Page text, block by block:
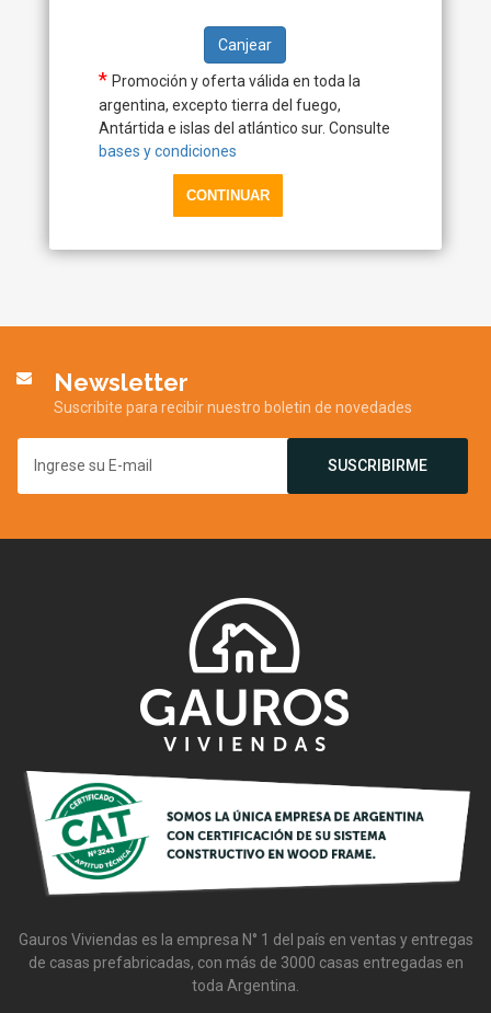
Canjear
* Promoción y oferta válida en toda la
argentina, excepto tierra del fuego,
Antártida e islas del atlántico sur. Consulte
bases y condiciones
Newsletter
Suscribite para recibir nuestro boletin de novedades
SUSCRIBIRME
Gauros Viviendas es la empresa N° 1 del país en ventas y entregas
de casas prefabricadas, con más de 3000 casas entregadas en
toda Argentina.